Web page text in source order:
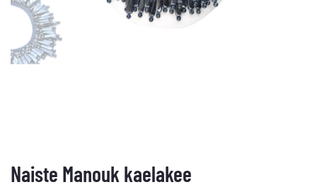
Naiste Manouk kaelakee